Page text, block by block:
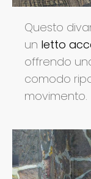
Questo
un letto
offrendo
comodo
movimento.